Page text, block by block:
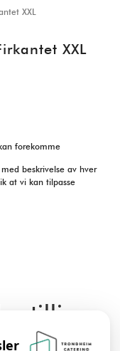
XXL
XXL
forekomme
beskrivelse av hver
at vi kan tilpasse